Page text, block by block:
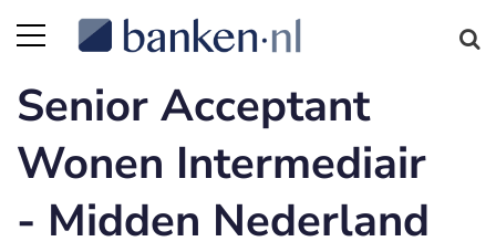
Senior Acceptant
Wonen Intermediair
- Midden Nederland